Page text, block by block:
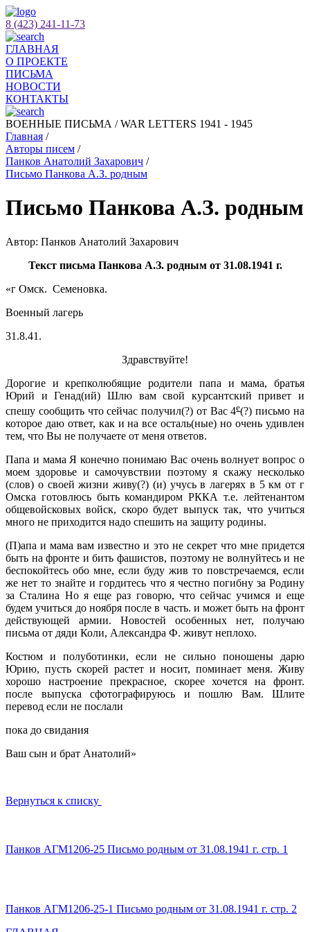
8 (423) 241-11-73
ГЛАВНАЯ
О ПРОЕКТЕ
ПИСЬМА
НОВОСТИ
КОНТАКТЫ
ВОЕННЫЕ ПИСЬМА / WAR LETTERS 1941 - 1945
Главная /
Авторы писем /
Панков Анатолий Захарович /
Письмо Панкова А.З. родным
Письмо Панкова А.З. родным
Автор: Панков Анатолий Захарович
Текст письма Панкова А.З. родным от 31.08.1941 г.
«г Омск. Семеновка.
Военный лагерь
31.8.41.
Здравствуйте!
Дорогие и крепколюбящие родители папа и мама, братья
Юрий и Генад(ий) Шлю вам свой курсантский привет и
спешу сообщить что сейчас получил(?) от Вас 4е(?) письмо на
которое даю ответ, как и на все осталь(ные) но очень удивлен
тем, что Вы не получаете от меня ответов.
Папа и мама Я конечно понимаю Вас очень волнует вопрос о
моем здоровье и самочувствии поэтому я скажу несколько
(слов) о своей жизни живу(?) (и) учусь в лагерях в 5 км от г
Омска готовлюсь быть командиром РККА т.е. лейтенантом
общевойсковых войск, скоро будет выпуск так, что учиться
много не приходится надо спешить на защиту родины.
(П)апа и мама вам известно и это не секрет что мне придется
быть на фронте и бить фашистов, поэтому не волнуйтесь и не
беспокойтесь обо мне, если буду жив то повстречаемся, если
же нет то знайте и гордитесь что я честно погибну за Родину
за Сталина Но я еще раз говорю, что сейчас учимся и еще
будем учиться до ноября после в часть. и может быть на фронт
действующей армии. Новостей особенных нет, получаю
письма от дяди Коли, Александра Ф. живут неплохо.
Костюм и полуботинки, если не сильно поношены дарю
Юрию, пусть скорей растет и носит, поминает меня. Живу
хорошо настроение прекрасное, скорее хочется на фронт.
после выпуска сфотографируюсь и пошлю Вам. Шлите
перевод если не послали
пока до свидания
Ваш сын и брат Анатолий»
Вернуться к списку
Панков АГМ1206-25 Письмо родным от 31.08.1941 г. стр. 1
Панков АГМ1206-25-1 Письмо родным от 31.08.1941 г. стр. 2